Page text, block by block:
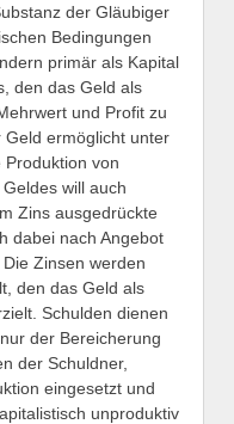
der Gläubiger
Bedingungen
primär als Kapital
den das Geld als
und Profit zu
Geld ermöglicht unter
Produktion von
will auch
Zins ausgedrückte
dabei nach Angebot
Zinsen werden
den das Geld als
Schulden dienen
der Bereicherung
der Schuldner,
eingesetzt und
unproduktiv